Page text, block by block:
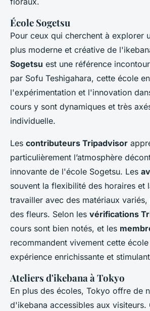
École Sogetsu
Pour ceux qui cherchent à explorer
plus moderne et créative de
Sogetsu est une référence
par Sofu Teshigahara, cette école
l'expérimentation et l'innovation
cours y sont dynamiques et très
individuelle.
Les contributeurs Tripadvisor
particulièrement l’atmosphère
innovante de l'école Sogetsu. Les
souvent la flexibilité des horaires et
travailler avec des matériaux variés,
des fleurs. Selon les vérifications
cours sont bien notés, et les
recommandent vivement cette
expérience enrichissante et
Ateliers d'ikebana à Tokyo
En plus des écoles, Tokyo offre de
d'ikebana accessibles aux visiteurs.